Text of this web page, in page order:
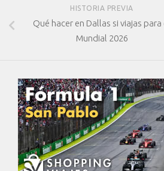
HISTORIA PREVIA
Qué hacer en Dallas si viajas para
Mundial 2026